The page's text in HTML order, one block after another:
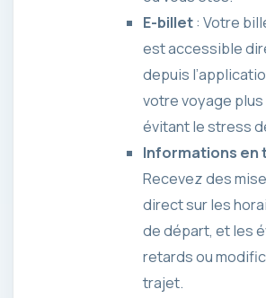
E-billet: Votre
est accessible
depuis
votre voyage
évitant le stress
Informations en
Recevez des
direct sur les
de départ, et les
retards ou
trajet.